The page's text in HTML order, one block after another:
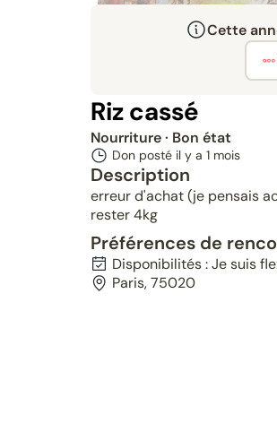
Cette
Riz cassé
Nourriture· Bon état
Don posté il y a 1 mois
Description
erreur d'achat (je pensais
rester 4kg
Préférences de
Disponibilités : Je suis
Paris, 75020